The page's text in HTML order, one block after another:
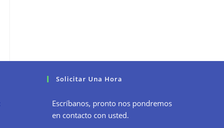
Solicitar Una Hora
Escríbanos, pronto nos pondremos
en contacto con usted.